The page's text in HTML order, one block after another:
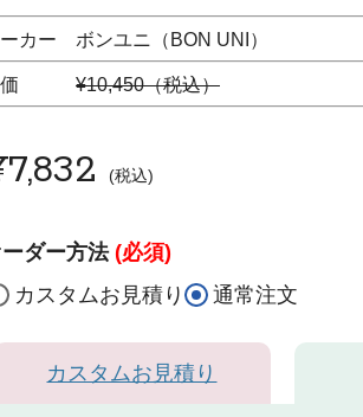
ーカー ボンユニ（BON UNI）
価 ¥10,450（税込）
7,832 税込
ダー方法 (必須)
カスタムお見積り
通常注文
カスタムお見積り